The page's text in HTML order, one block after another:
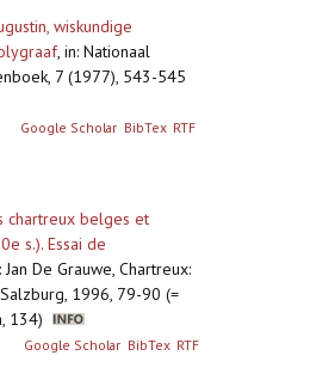
wiskundige
, in: Nationaal
7 (1977), 543-545
Google Scholar BibTex RTF
chartreux belges et
s.). Essai de
Jan De Grauwe, Chartreux:
1996, 79-90 (=
134)
Google Scholar BibTex RTF